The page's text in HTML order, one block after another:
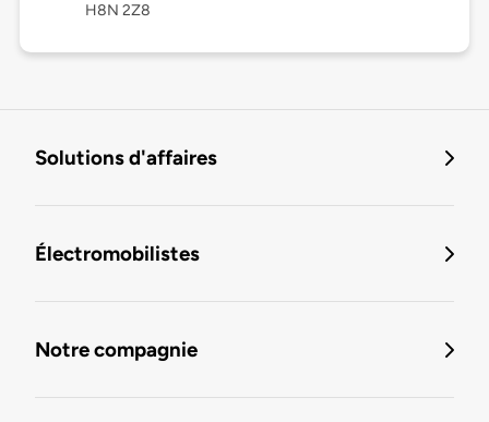
H8N 2Z8
Solutions d'affaires
Électromobilistes
Notre compagnie